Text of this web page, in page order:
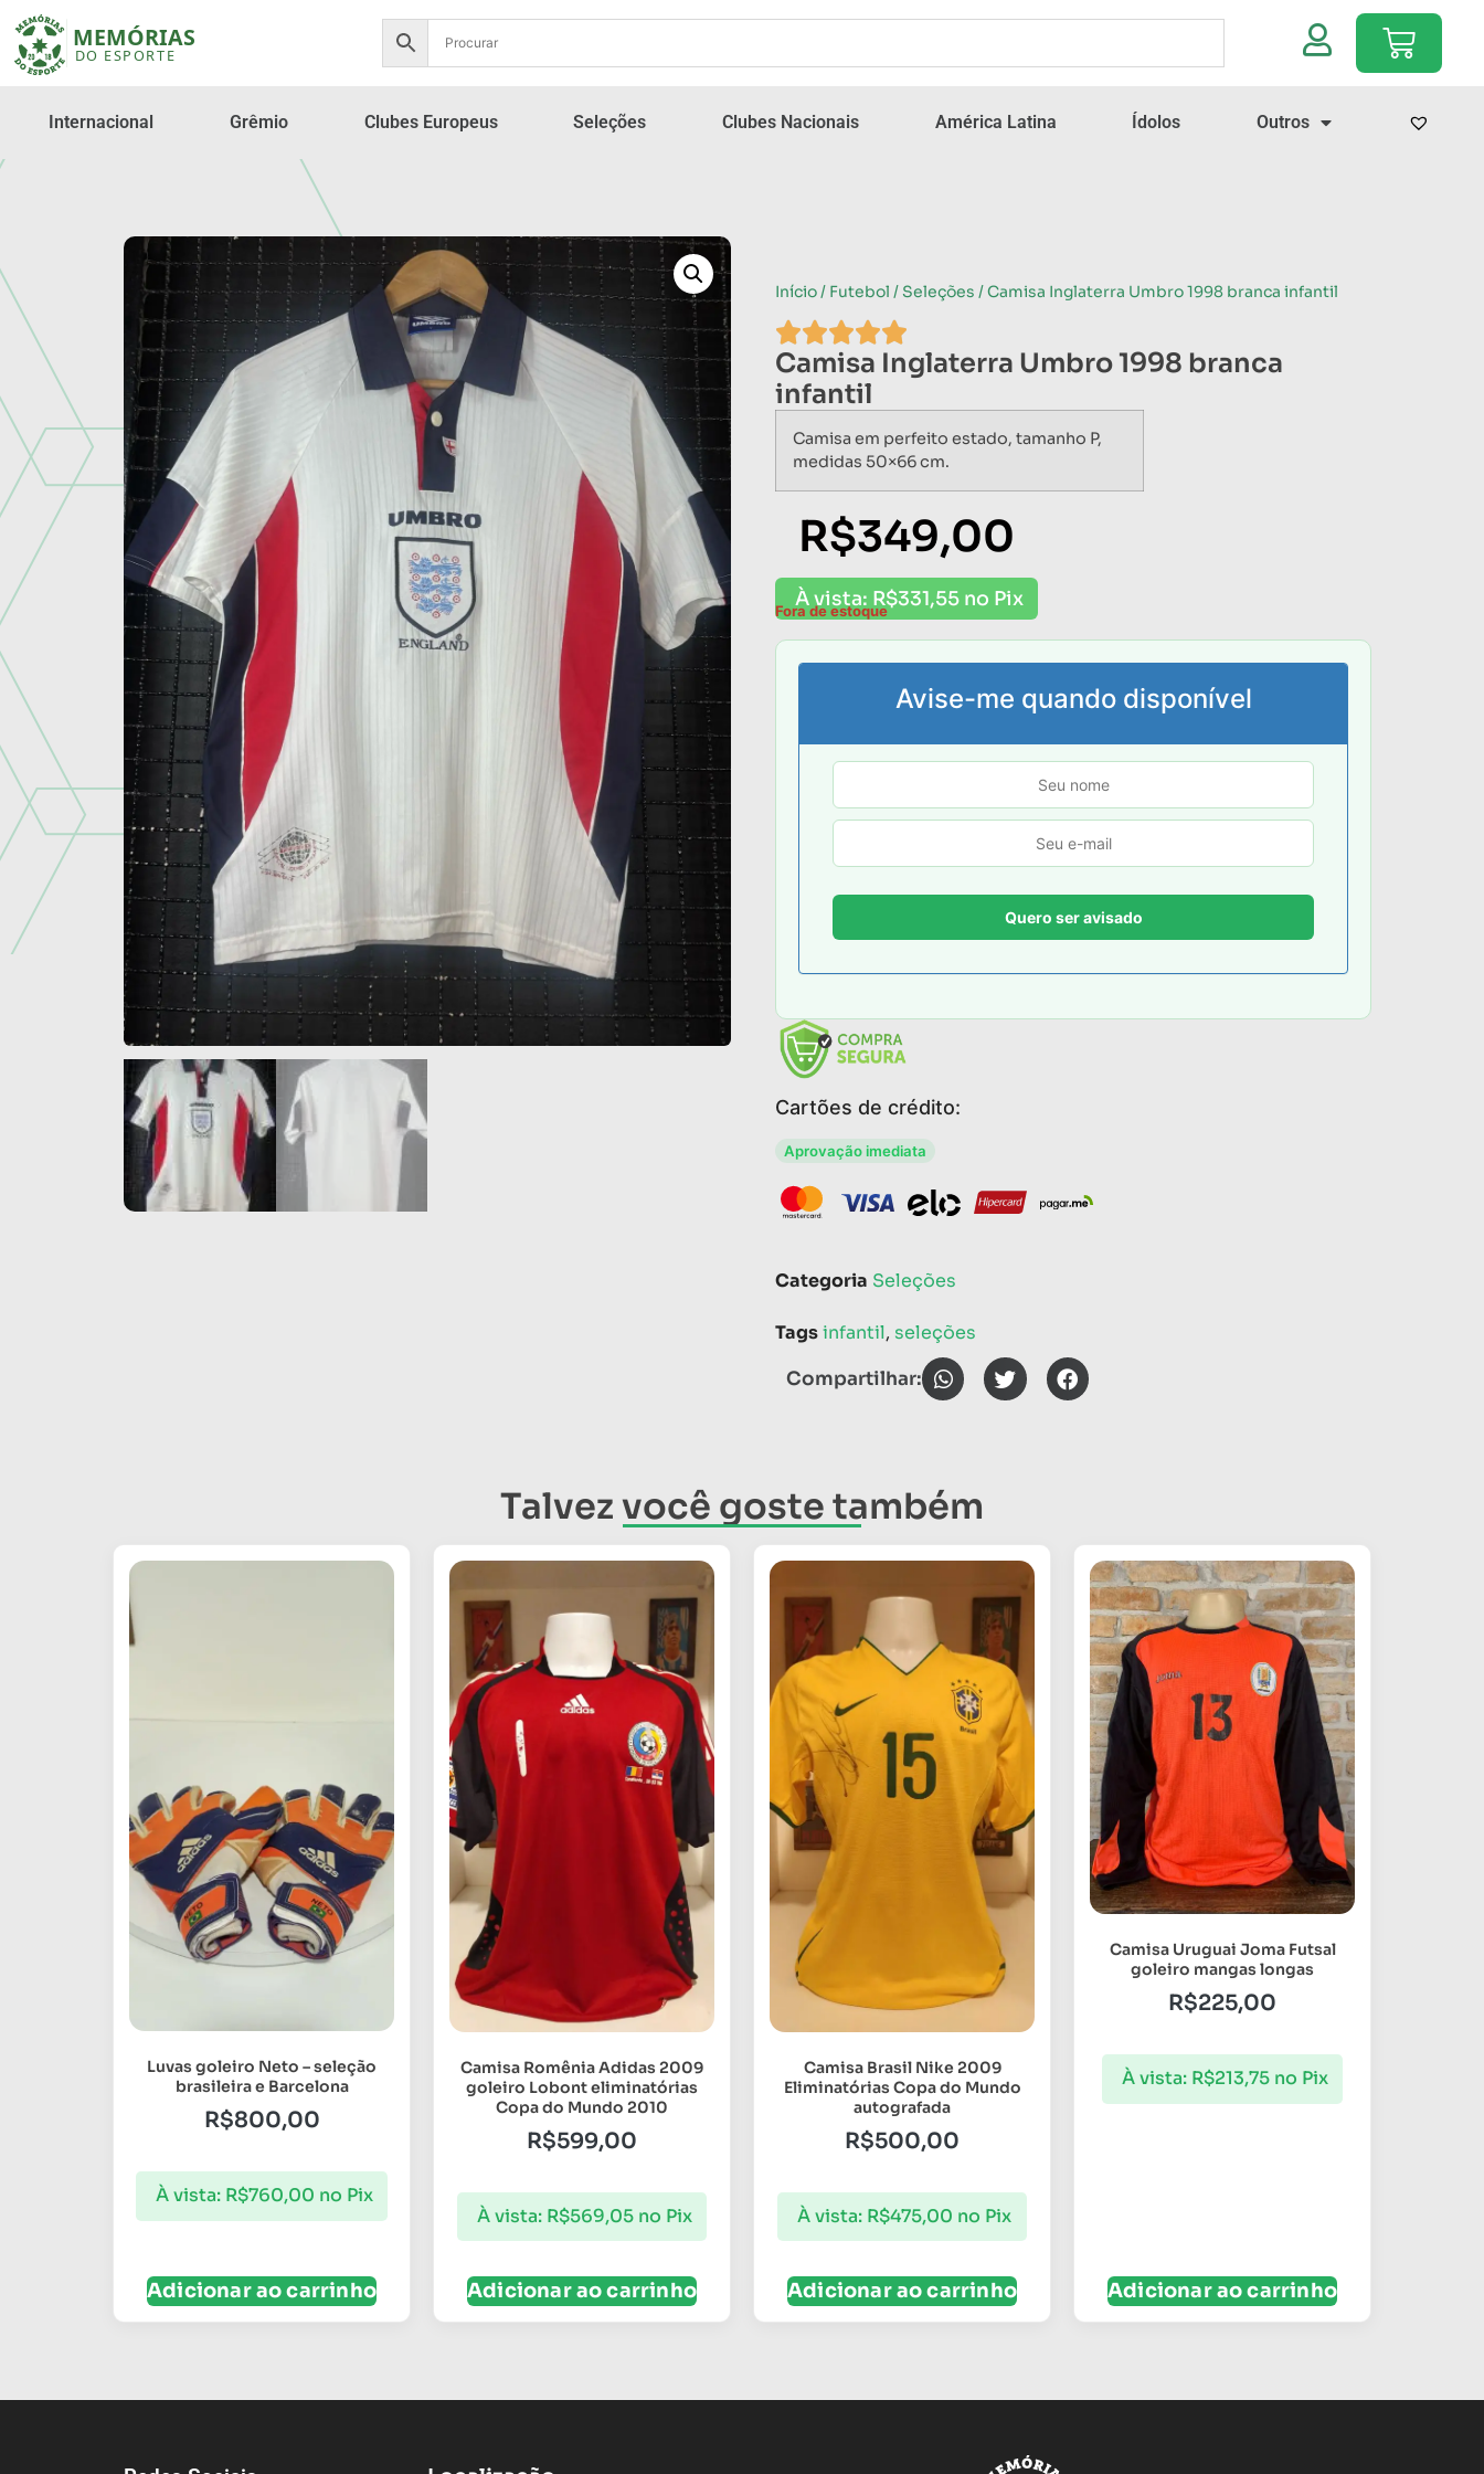
Internacional Grêmio Clubes Europeus Seleções Clubes Nacionais América Latina Ídolos Outros
Início/ Futebol /Seleções / Camisa Inglaterra Umbro 1998 branca infantil
Camisa Inglaterra Umbro 1998 branca
infantil
Camisa em perfeito estado, tamanho P,
medidas 50×66 cm.
R$349,00
À vista: R$331,55 no Pix
Fora de estoque
Avise-me quando disponível
Cartões de crédito:
Aprovação imediata
Categoria Seleções
Tagsinfantil, seleções
Compartilhar:
Talvez você goste também
Luvas goleiro Neto – seleção
brasileira e Barcelona
R$800,00
À vista: R$760,00 no Pix
Adicionar ao carrinho
Camisa Romênia Adidas 2009
goleiro Lobont eliminatórias
Copa do Mundo 2010
R$599,00
À vista: R$569,05 no Pix
Adicionar ao carrinho
Camisa Brasil Nike 2009
Eliminatórias Copa do Mundo
autografada
R$500,00
À vista: R$475,00 no Pix
Adicionar ao carrinho
Camisa Uruguai Joma Futsal
goleiro mangas longas
R$225,00
À vista: R$213,75 no Pix
Adicionar ao carrinho